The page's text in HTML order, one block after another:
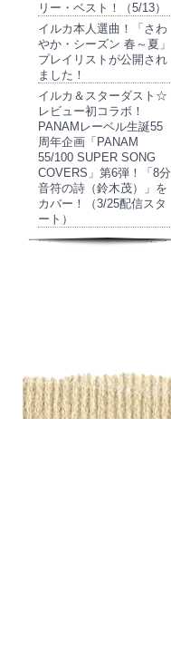
リー・ベスト！（5/13）
イルカ本人選曲！「さわ
やか・シーズン 春～夏」
プレイリストが公開され
ました！
イルカ＆スターダスト☆
レビュー初コラボ！
PANAMレーベル生誕55
周年企画「PANAM
55/100 SUPER SONG
COVERS」第6弾！「8分
音符の詩（鈴木茂）」を
カバー！（3/25配信スタ
ート）